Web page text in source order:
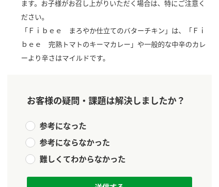
商品カテゴリ
酢
みりん風・料理酒 鍋用調味料
つゆ
スープ
クイック調味料 レモン果汁
新商品一覧
ブランド・スペシャルサイト
ブランド・スペシャルサイト トップ
商品ブランドサイト
Fibee（ファイビー）
くらしプラ酢
企業情報
国内事業概要
ます。お子様がお召し上がりいただく場合は、特にご注意く
ださい。
「Ｆｉｂｅｅ まろやか仕立てのバターチキン」は、「Ｆｉ
ｂｅｅ 完熟トマトのキーマカレー」や一般的な中辛のカレ
ーより辛さはマイルドです。
お客様の疑問・課題は解決しましたか？
参考になった
参考にならなかった
難しくてわからなかった